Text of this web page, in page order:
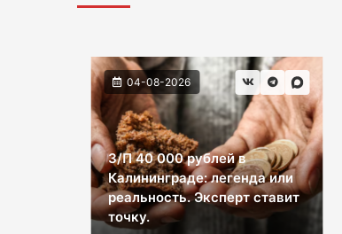
04-08-2026
З/П 40 000 рублей в
Калининграде: легенда или
реальность. Эксперт ставит
точку.